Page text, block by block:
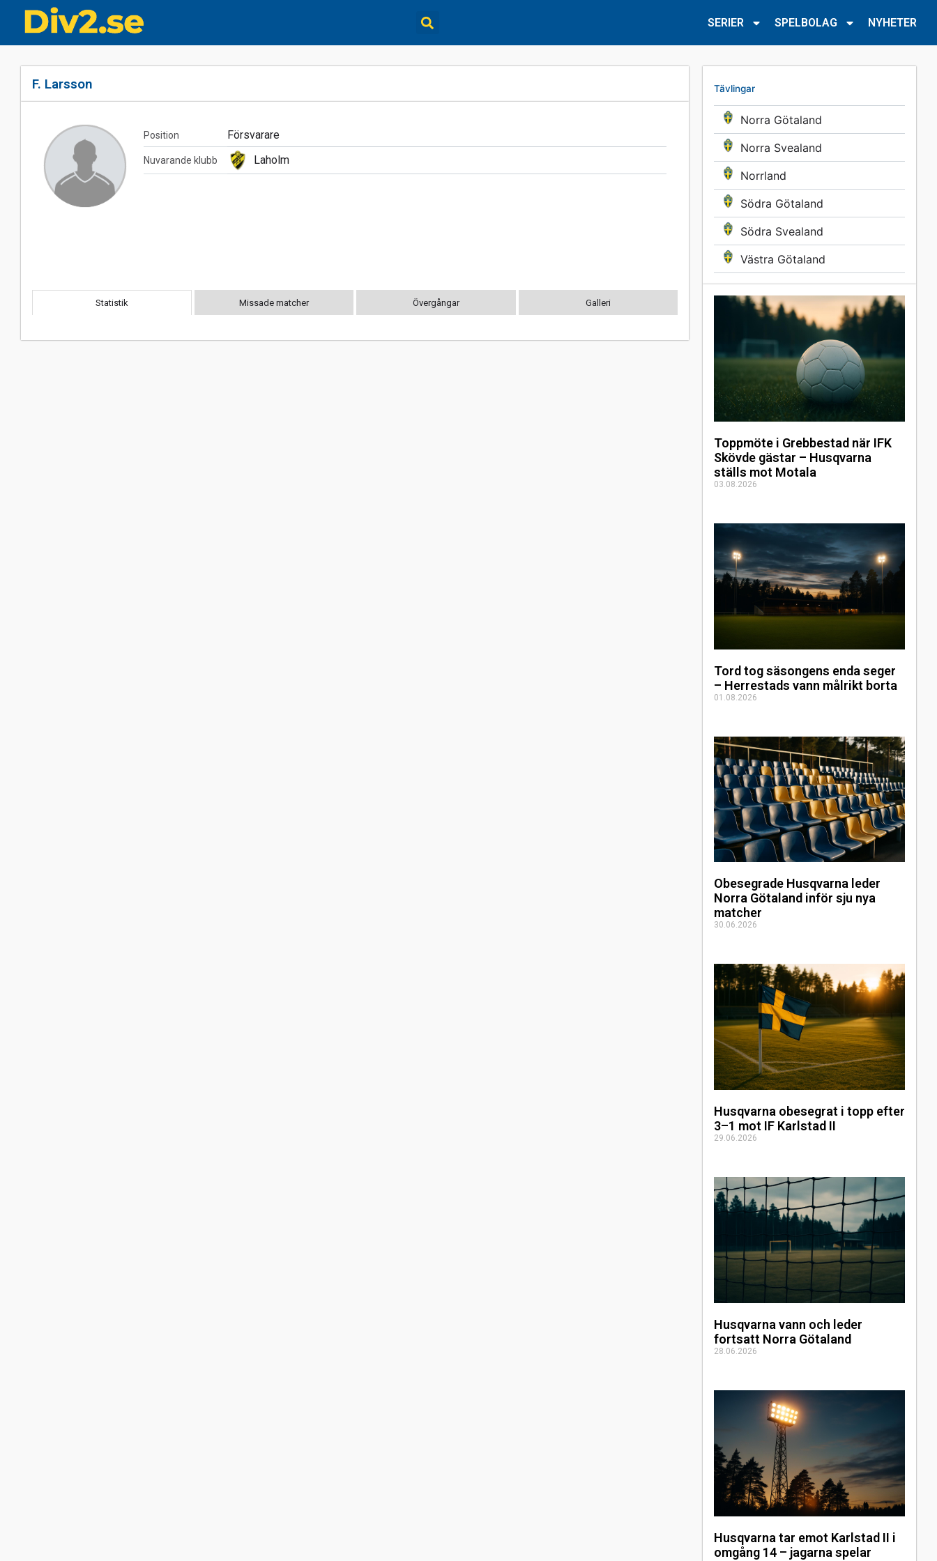
SERIER SPELBOLAG NYHETER
Tävlingar
Norra Götaland
Norra Svealand
Norrland
Södra Götaland
Södra Svealand
Västra Götaland
Toppmöte i Grebbestad när IFK
Skövde gästar – Husqvarna
ställs mot Motala
03.08.2026
Tord tog säsongens enda seger
– Herrestads vann målrikt borta
01.08.2026
Obesegrade Husqvarna leder
Norra Götaland inför sju nya
matcher
30.06.2026
Husqvarna obesegrat i topp efter
3–1 mot IF Karlstad II
29.06.2026
Husqvarna vann och leder
fortsatt Norra Götaland
28.06.2026
Husqvarna tar emot Karlstad II i
omgång 14 – jagarna spelar
F. Larsson
Position Försvarare
Nuvarande klubb Laholm
Statistik Missade matcher Övergångar Galleri